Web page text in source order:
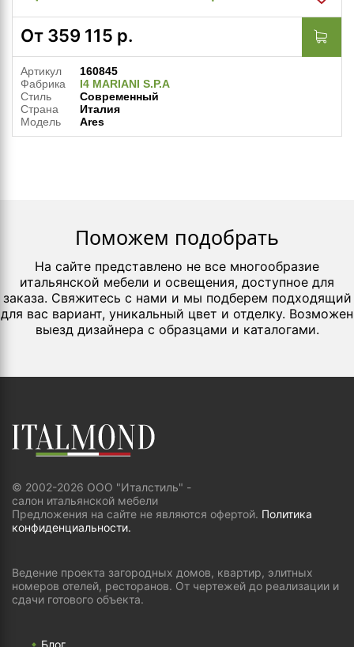
От 359 115 р.
Артикул
160845
Фабрика
I4 MARIANI S.P.A
Стиль
Современный
Страна
Италия
Модель
Ares
Поможем подобрать
На сайте представлено не все многообразие
итальянской мебели и освещения, доступное для
заказа. Свяжитесь с нами и мы подберем подходящий
для вас вариант, уникальный цвет и отделку. Возможен
выезд дизайнера с образцами и каталогами.
© 2002-2026 ООО "Италстиль" -
салон итальянской мебели
Предложения на сайте не являются офертой. Политика
конфиденциальности.
Ведение проекта загородных домов, квартир, элитных
номеров отелей, ресторанов. От чертежей до реализации и
сдачи готового объекта.
Блог